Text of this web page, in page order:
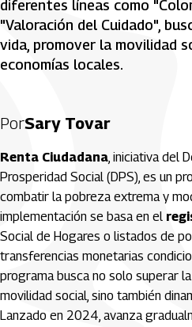
diferentes líneas como
"Valoración del Cuidado",
vida, promover la movilidad
economías locales.
PorSary Tovar
Renta Ciudadana, iniciativa del
Prosperidad Social (DPS), es un
combatir la pobreza extrema y
implementación se basa en el
Social de Hogares o listados de
transferencias monetarias
programa busca no solo superar
movilidad social, sino también
Lanzado en 2024, avanza